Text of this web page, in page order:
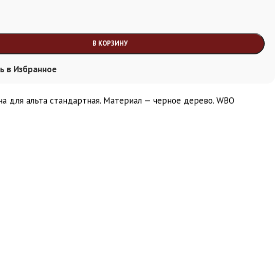
В КОРЗИНУ
в Избранное
для альта стандартная. Материал — черное дерево. WBO